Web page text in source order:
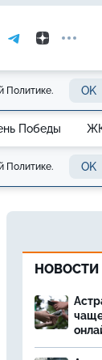
Политике. OK
Победы
Политике. OK